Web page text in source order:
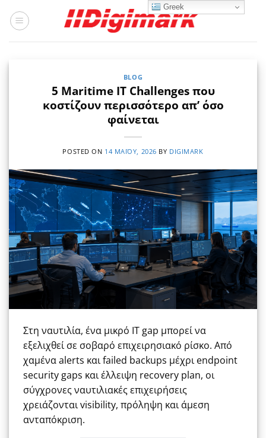
στο
BLOG
5 Maritime IT Challenges που
κοστίζουν περισσότερο απ’ όσο
φαίνεται
POSTED ON 14 ΜΑΪ́ΟΥ, 2026 BY DIGIMARK
Στη ναυτιλία, ένα μικρό IT gap μπορεί να
εξελιχθεί σε σοβαρό επιχειρησιακό ρίσκο. Από
χαμένα alerts και failed backups μέχρι endpoint
security gaps και έλλειψη recovery plan, οι
σύγχρονες ναυτιλιακές επιχειρήσεις
χρειάζονται visibility, πρόληψη και άμεση
ανταπόκριση.
Greek